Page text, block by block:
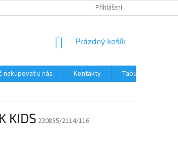
JAK OVĚŘUJEME RECENZE NAŠEHO E-SHOPU ?
Přihlášení
NÁKUPNÍ
Prázdný košík
nakupovat u nás Kontakty
Tabulka velikostí
KIDS 230835/2114/116